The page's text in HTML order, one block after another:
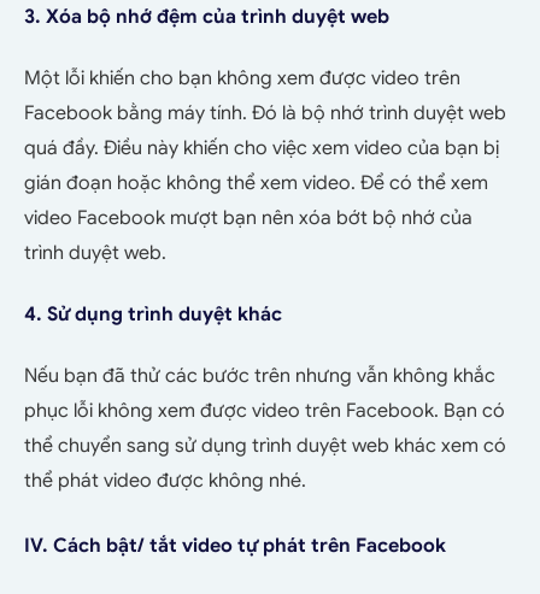
3. Xóa bộ nhớ đệm của trình duyệt web
Một lỗi khiến cho bạn không xem được video trên
Facebook bằng máy tính. Đó là bộ nhớ trình duyệt web
quá đầy. Điều này khiến cho việc xem video của bạn bị
gián đoạn hoặc không thể xem video. Để có thể xem
video Facebook mượt bạn nên xóa bớt bộ nhớ của
trình duyệt web.
4. Sử dụng trình duyệt khác
Nếu bạn đã thử các bước trên nhưng vẫn không khắc
phục lỗi không xem được video trên Facebook. Bạn có
thể chuyển sang sử dụng trình duyệt web khác xem có
thể phát video được không nhé.
IV. Cách bật/ tắt video tự phát trên Facebook